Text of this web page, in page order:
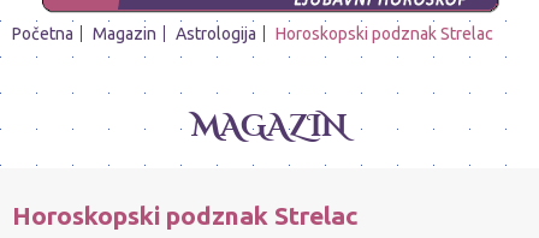
Početna Magazin Astrologija Horoskopski podznak Strelac
MAGAZIN
Horoskopski podznak Strelac